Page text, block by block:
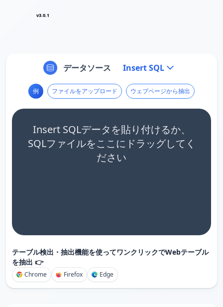
v3.0.1
データソース Insert SQL
例 ファイルをアップロード ウェブページから抽出
Insert SQLデータを貼り付けるか、
SQLファイルをここにドラッグしてく
ださい
テーブル検出・抽出機能を使ってワンクリックでWebテーブル
を抽出 👉
Chrome Firefox Edge